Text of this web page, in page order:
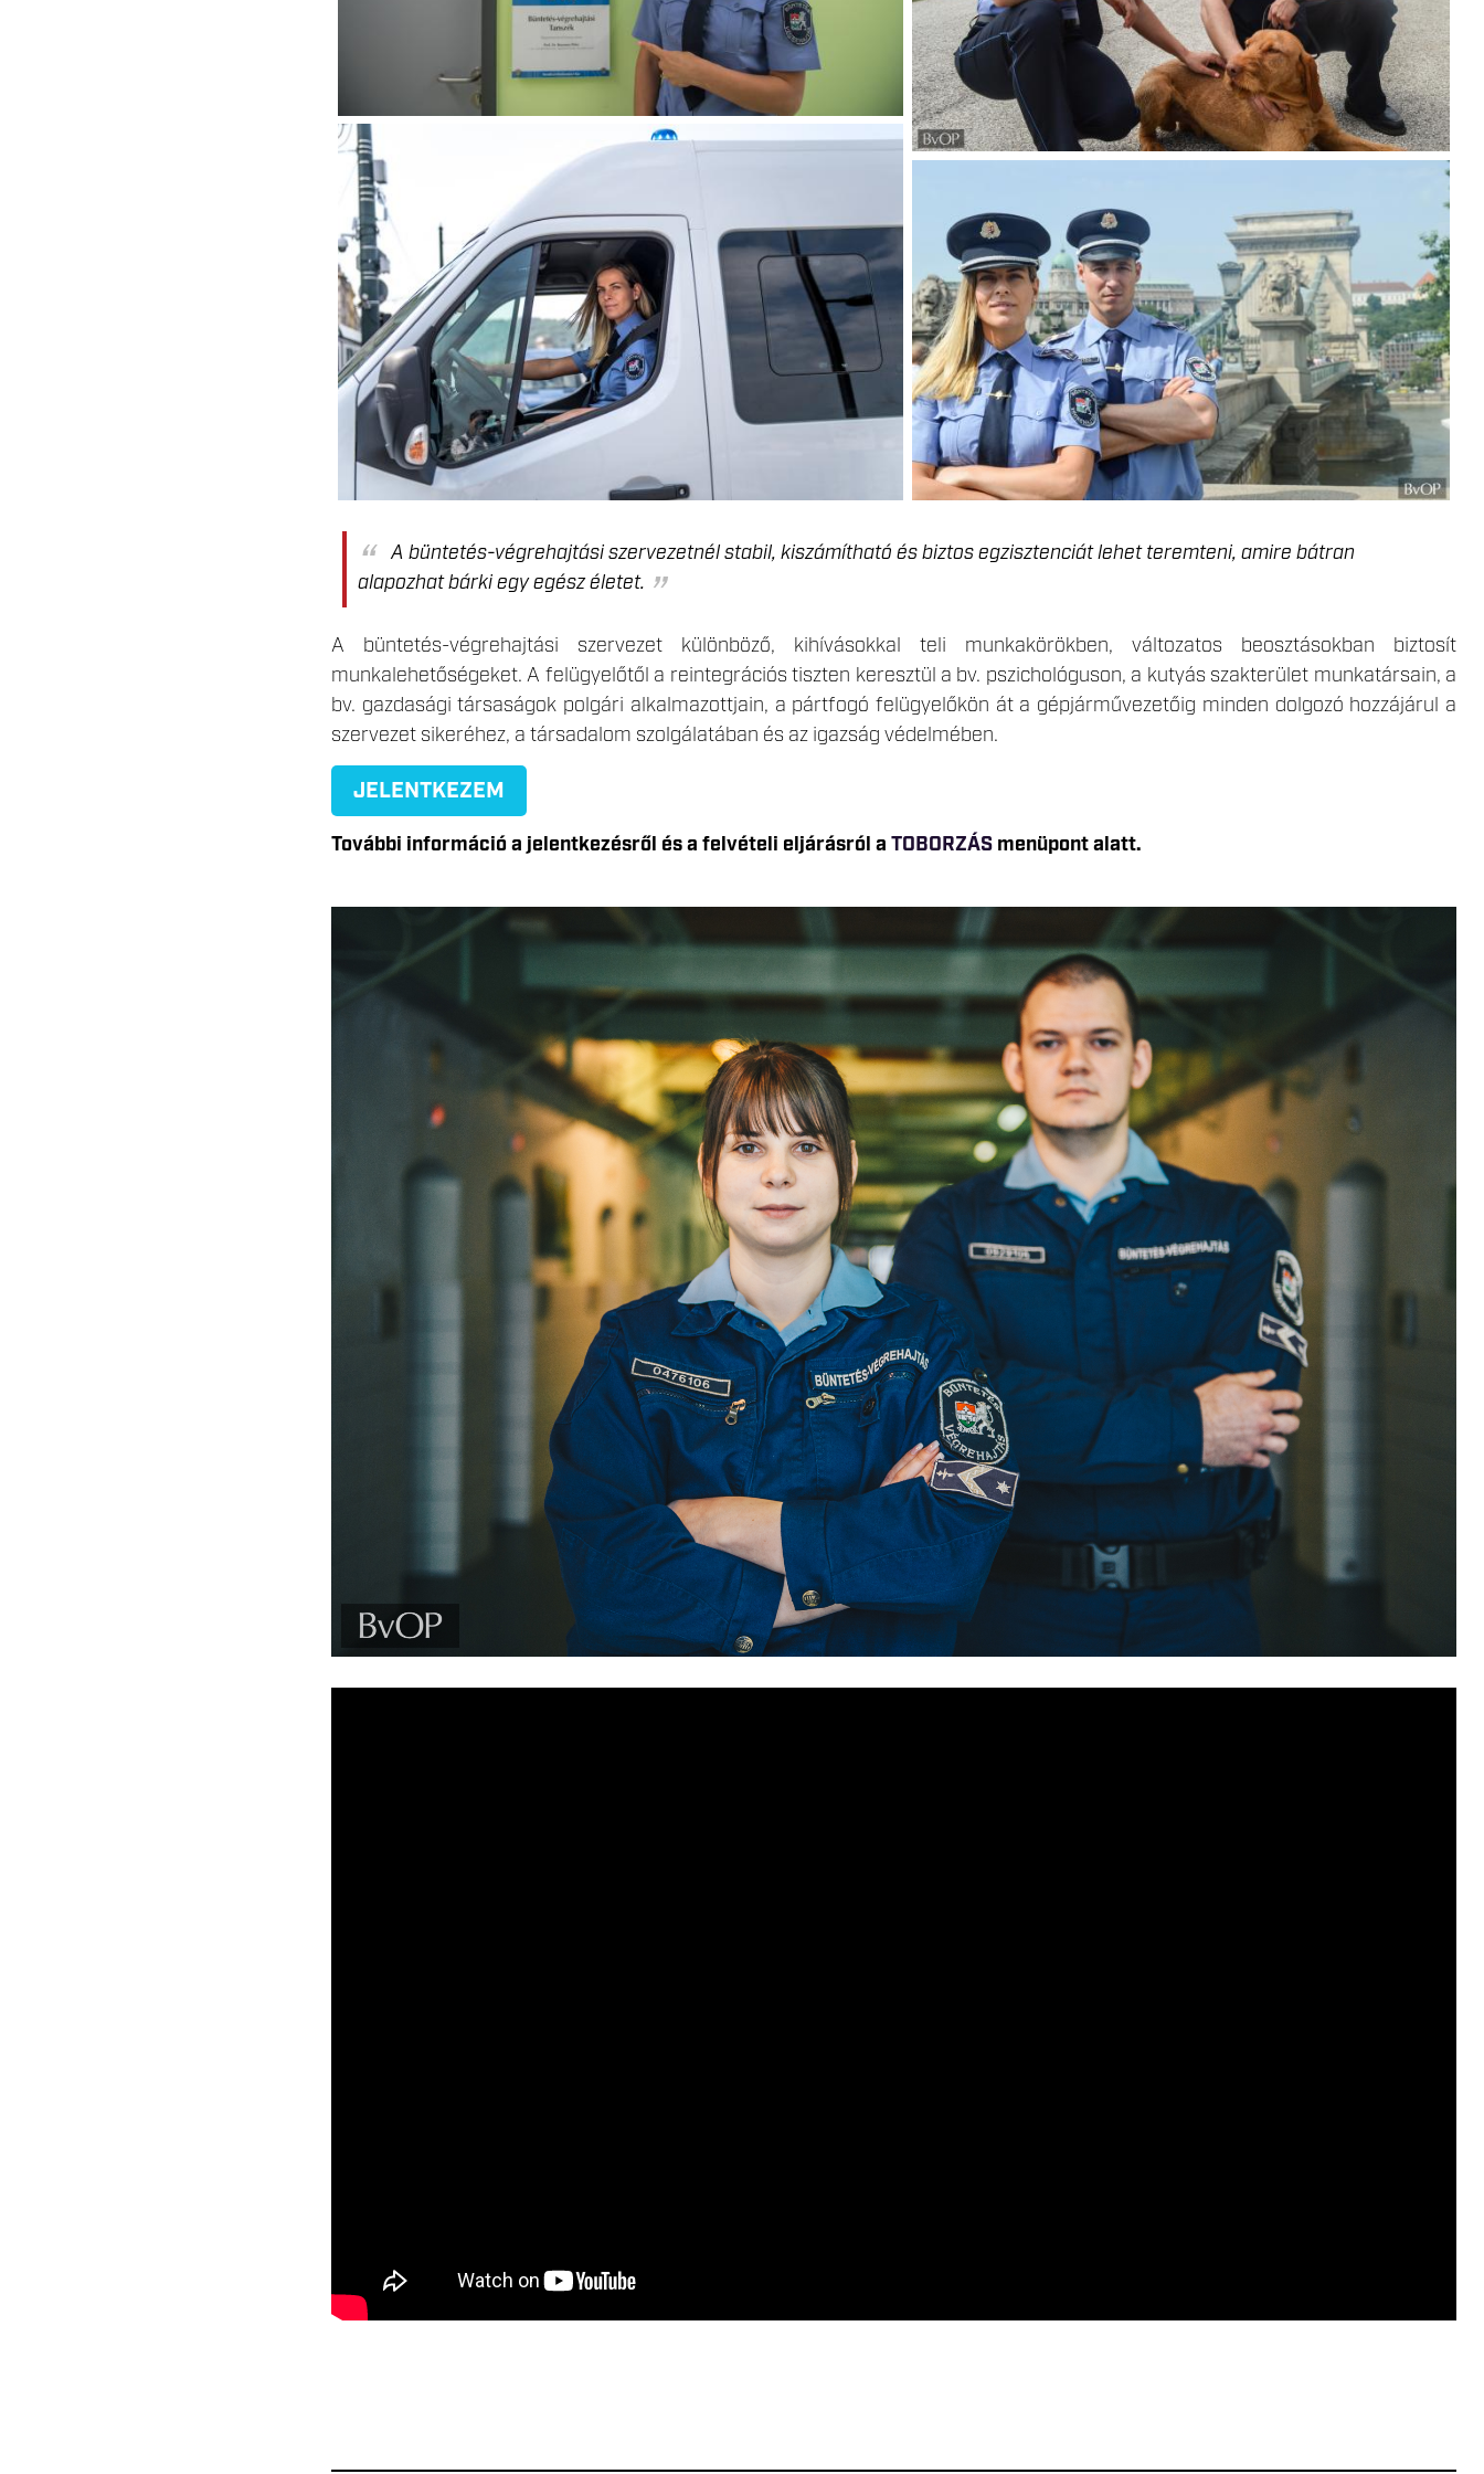
A büntetés-végrehajtási szervezetnél stabil, kiszámítható és biztos egzisztenciát lehet teremteni, amire bátran
alapozhat bárki egy egész életet.
A büntetés-végrehajtási szervezet különböző, kihívásokkal teli munkakörökben, változatos beosztásokban biztosít
munkalehetőségeket. A felügyelőtől a reintegrációs tiszten keresztül a bv. pszichológuson, a kutyás szakterület munkatársain, a
bv. gazdasági társaságok polgári alkalmazottjain, a pártfogó felügyelőkön át a gépjárművezetőig minden dolgozó hozzájárul a
szervezet sikeréhez, a társadalom szolgálatában és az igazság védelmében.
JELENTKEZEM
További információ a jelentkezésről és a felvételi eljárásról a TOBORZÁS menüpont alatt.
LEKICSINYITETT_2-46.JPG